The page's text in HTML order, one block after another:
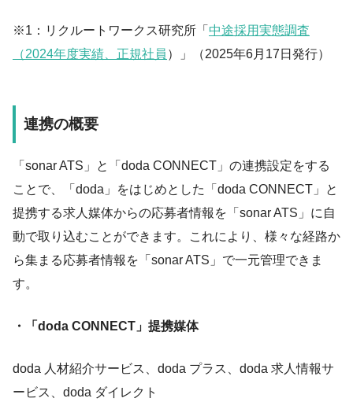
※1：リクルートワークス研究所「 中途採用実態調査
（2024年度実績、正規社員 ）」（2025年6月17日発行）
連携の概要
「sonar ATS」と「doda CONNECT」の連携設定をする
ことで、「doda」をはじめとした「doda CONNECT」と
提携する求人媒体からの応募者情報を「sonar ATS」に自
動で取り込むことができます。これにより、様々な経路か
ら集まる応募者情報を「sonar ATS」で一元管理できま
す。
・「doda CONNECT」提携媒体
doda 人材紹介サービス、doda プラス、doda 求人情報サ
ービス、doda ダイレクト